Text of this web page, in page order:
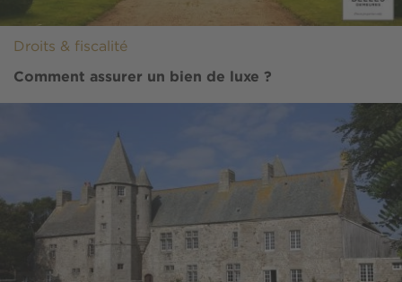
Droits & fiscalité
Comment assurer un bien de luxe ?